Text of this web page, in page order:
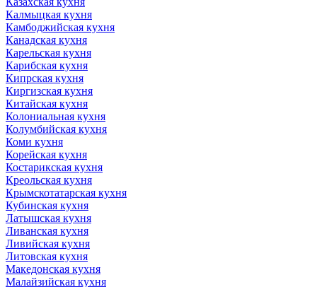
Калмыцкая кухня
Камбоджийская кухня
Канадская кухня
Карельская кухня
Карибская кухня
Кипрская кухня
Киргизская кухня
Китайская кухня
Колониальная кухня
Колумбийская кухня
Коми кухня
Корейская кухня
Костарикская кухня
Креольская кухня
Крымскотатарская кухня
Кубинская кухня
Латышская кухня
Ливанская кухня
Ливийская кухня
Литовская кухня
Македонская кухня
Малайзийская кухня